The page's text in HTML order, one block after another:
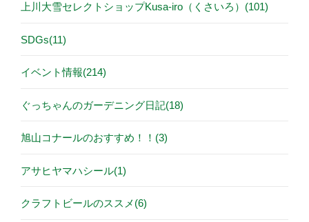
上川大雪セレクトショップKusa-iro（くさいろ）(101)
SDGs(11)
イベント情報(214)
ぐっちゃんのガーデニング日記(18)
旭山コナールのおすすめ！！(3)
アサヒヤマハシール(1)
クラフトビールのススメ(6)